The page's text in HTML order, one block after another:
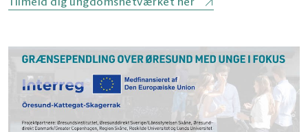
Tilmeld dig ungdomsnetværket her